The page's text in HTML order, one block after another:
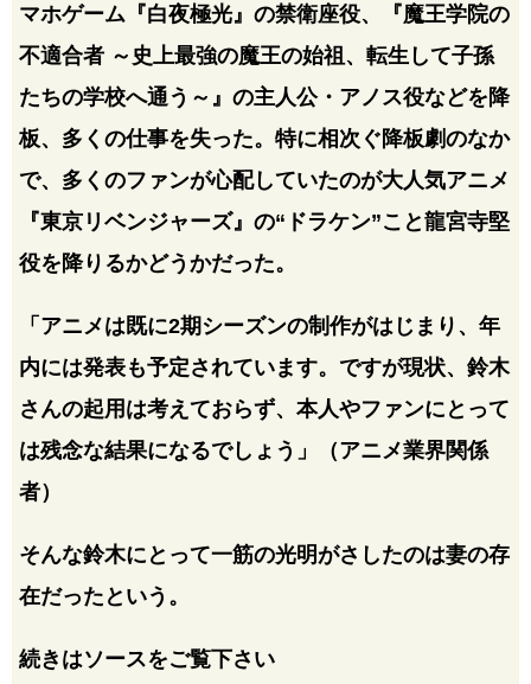
マホゲーム『白夜極光』の禁衛座役、『魔王学院の
不適合者 ～史上最強の魔王の始祖、転生して子孫
たちの学校へ通う～』の主人公・アノス役などを降
板、多くの仕事を失った。特に相次ぐ降板劇のなか
で、多くのファンが心配していたのが大人気アニメ
『東京リベンジャーズ』の“ドラケン”こと龍宮寺堅
役を降りるかどうかだった。
「アニメは既に2期シーズンの制作がはじまり、年
内には発表も予定されています。ですが現状、鈴木
さんの起用は考えておらず、本人やファンにとって
は残念な結果になるでしょう」（アニメ業界関係
者）
そんな鈴木にとって一筋の光明がさしたのは妻の存
在だったという。
続きはソースをご覧下さい